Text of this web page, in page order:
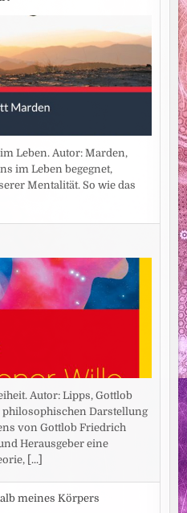
Leben. Autor: Marden,
im Leben begegnet,
Mentalität. So wie das
Autor: Lipps, Gottlob
Darstellung
von Gottlob Friedrich
Herausgeber eine
[...]
meines Körpers